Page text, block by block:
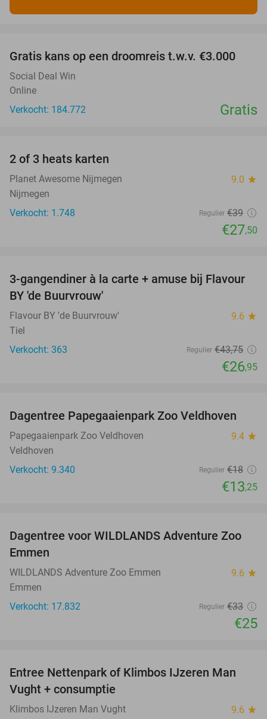
Gratis kans op een droomreis t.w.v. €3.000
Social Deal Win
Online
Verkocht: 184.772
Gratis
2 of 3 heats karten
Planet Awesome Nijmegen 9.0 star
Nijmegen
Verkocht: 1.748
Regulier €39
€27,50
38%
3-gangendiner à la carte + amuse bij Flavour
BY 'de Buurvrouw'
Flavour BY 'de Buurvrouw' 9.6 star
Tiel
Verkocht: 363
Regulier €43,75
€26,95
26%
Dagentree Papegaaienpark Zoo Veldhoven
Papegaaienpark Zoo Veldhoven 9.4 star
Veldhoven
Verkocht: 9.340
Regulier €18
€13,25
24%
Dagentree voor WILDLANDS Adventure Zoo
Emmen
WILDLANDS Adventure Zoo Emmen 9.6 star
Emmen
Verkocht: 17.832
Regulier €33
€25
29%
Entree Nettenpark of Klimbos IJzeren Man
Vught + consumptie
Klimbos IJzeren Man Vught 9.6 star